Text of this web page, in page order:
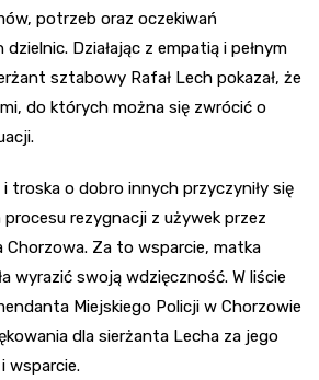
potrzeb oraz oczekiwań
Działając z empatią i pełnym
sztabowy Rafał Lech pokazał, że
do których można się zwrócić o
troska o dobro innych przyczyniły się
rezygnacji z używek przez
Chorzowa. Za to wsparcie, matka
wyrazić swoją wdzięczność. W liście
Miejskiego Policji w Chorzowie
dla sierżanta Lecha za jego
wsparcie.